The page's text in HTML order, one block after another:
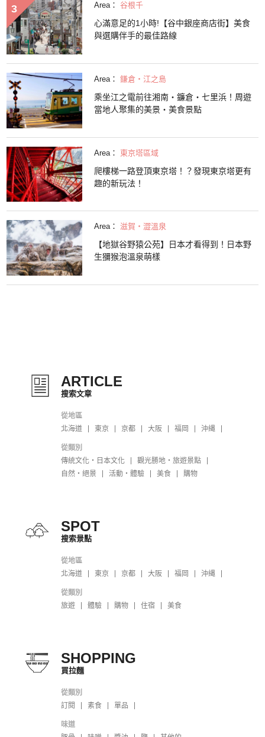
Area： 谷根千
心滿意足的1小時!【谷中銀座商店街】美食
與選購伴手的最佳路線
Area： 鎌倉・江之島
乘坐江之電前往湘南・鐮倉・七里浜！周遊
當地人聚集的美景・美食景點
Area： 東京塔區域
爬樓梯一路登頂東京塔！？發現東京塔更有
趣的新玩法！
Area： 滋賀・澀溫泉
【地獄谷野猿公苑】日本才看得到！日本野
生獼猴泡溫泉萌樣
ARTICLE
搜索文章
從地區
北海道
東京 京都 大阪 福岡 沖縄
從類別
傳統文化・日本文化
觀光勝地・旅遊景點
自然・絕景
活動・體驗 美食 購物
SPOT
搜索景點
從地區
北海道
東京 京都 大阪 福岡 沖縄
從類別
旅遊
體驗 購物 住宿 美食
SHOPPING
買拉麵
從類別
訂閱
素食 單品
味道